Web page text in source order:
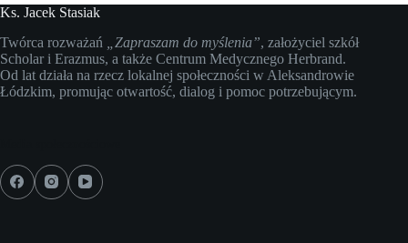
Ks. Jacek Stasiak
Twórca rozważań
„Zapraszam do myślenia”, założyciel szkół
Scholar i Erazmus, a także Centrum Medycznego Herbrand.
Od lat działa na rzecz lokalnej społeczności w Aleksandrowie
Łódzkim, promując otwartość, dialog i pomoc potrzebującym.